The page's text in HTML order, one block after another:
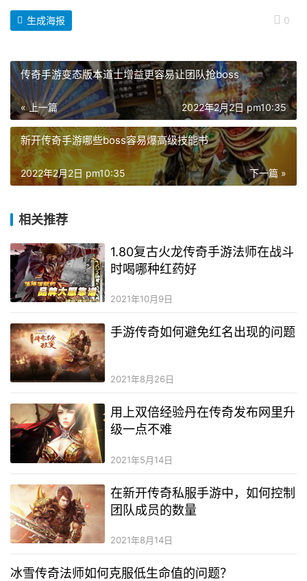
0
生成海报
传奇手游变态版本道士增益更容易让团队抢boss
« 上一篇 2022年2月2日 pm10:35
新开传奇手游哪些boss容易爆高级技能书
下一篇 »
2022年2月2日 pm10:35
相关推荐
1.80复古火龙传奇手游法师在战斗
时喝哪种红药好
2021年10月9日
手游传奇如何避免红名出现的问题
2021年8月26日
用上双倍经验丹在传奇发布网里升
级一点不难
2021年5月14日
在新开传奇私服手游中，如何控制
团队成员的数量
2021年8月14日
冰雪传奇法师如何克服低生命值的问题？